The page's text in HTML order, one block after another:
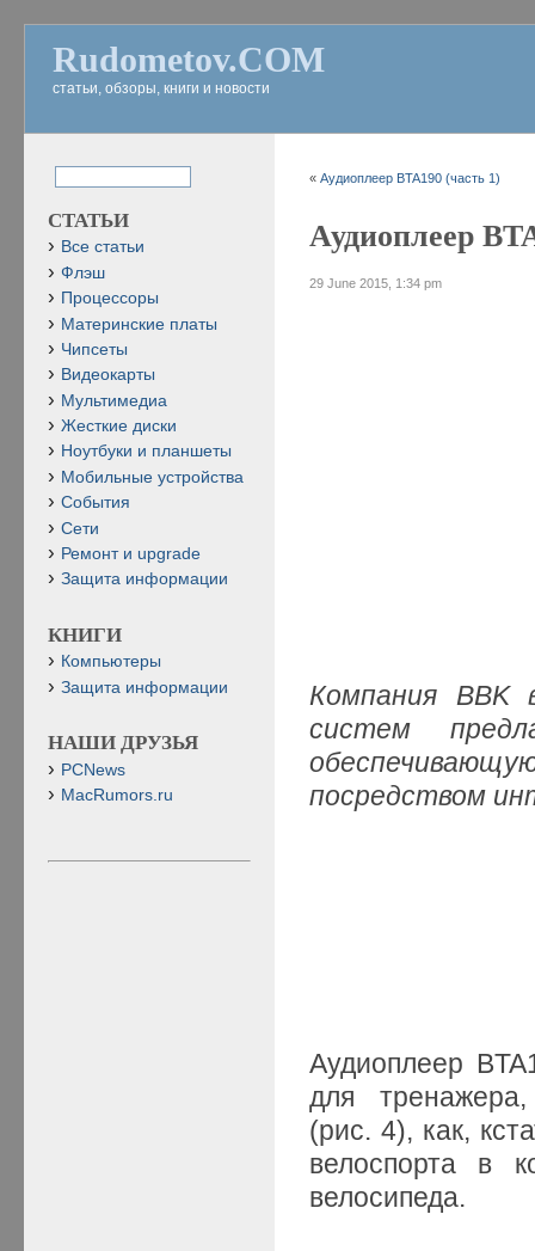
Rudometov.COM
статьи, обзоры, книги и новости
«Аудиоплеер BTA190 (часть 1)
Аудиоплеер
29 June 2015, 1:34 pm
Компания BBK
систем
посредством
Аудиоплеер
для
(рис. 4), как,
велоспорта в
велосипеда.
СТАТЬИ
Все статьи
Флэш
Процессоры
Материнские платы
Чипсеты
Видеокарты
Мультимедиа
Жесткие диски
Ноутбуки и планшеты
Мобильные устройства
События
Сети
Ремонт и upgrade
Защита информации
КНИГИ
Компьютеры
Защита информации
НАШИ ДРУЗЬЯ
PCNews
MacRumors.ru